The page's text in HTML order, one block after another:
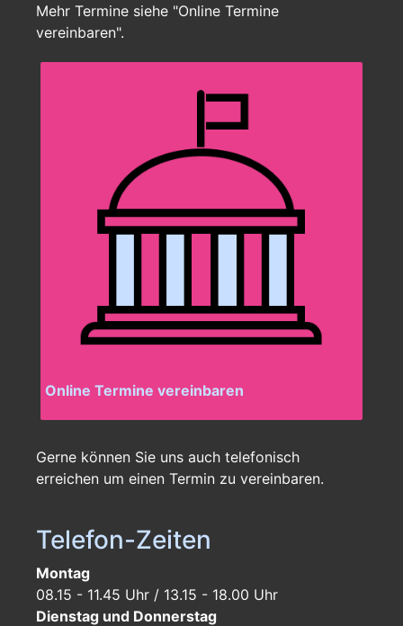
Mehr Termine siehe "Online Termine
vereinbaren".
Online Termine vereinbaren
Gerne können Sie uns auch telefonisch
erreichen um einen Termin zu vereinbaren.
Telefon-Zeiten
Montag
08.15 - 11.45 Uhr / 13.15 - 18.00 Uhr
Dienstag und Donnerstag